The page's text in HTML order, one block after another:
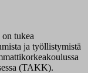
tukea
ja työllistymistä
(TAKK).